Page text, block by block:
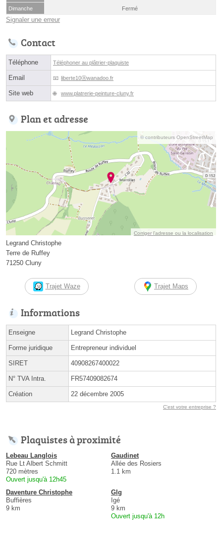
Dimanche
Fermé
Signaler une erreur
Contact
Téléphone Téléphoner au plâtrier-plaquiste
Email liberte10ⓐwanadoo.fr
Site web www.platrerie-peinture-cluny.fr
Plan et adresse
© contributeurs OpenStreetMap
Corriger l’adresse ou la localisation
Legrand Christophe
Terre de Ruffey
71250 Cluny
Trajet Waze Trajet Maps
Informations
Enseigne Legrand Christophe
Forme juridique Entrepreneur individuel
SIRET 40908267400022
N° TVA Intra. FR57409082674
Création 22 décembre 2005
C'est votre entreprise ?
Plaquistes à proximité
Lebeau Langlois
Rue Lt Albert Schmitt
720 mètres
Ouvert jusqu'à 12h45
Gaudinet
Allée des Rosiers
1.1 km
Daventure Christophe
Buffières
9 km
Glg
Igé
9 km
Ouvert jusqu'à 12h